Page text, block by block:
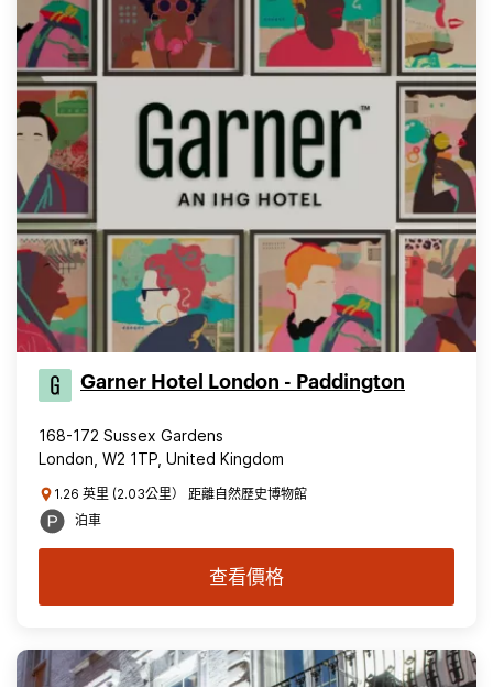
Garner Hotel London - Paddington
168-172 Sussex Gardens
London, W2 1TP, United Kingdom
1.26 英里 (2.03公里） 距離自然歷史博物館
泊車
查看價格